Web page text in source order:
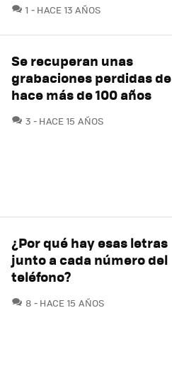
1 COMENTARIOS
HACE 13 AÑOS
Se recuperan unas
grabaciones perdidas de
hace más de 100 años
3 COMENTARIOS
HACE 15 AÑOS
¿Por qué hay esas letras
junto a cada número del
teléfono?
8 COMENTARIOS
HACE 15 AÑOS